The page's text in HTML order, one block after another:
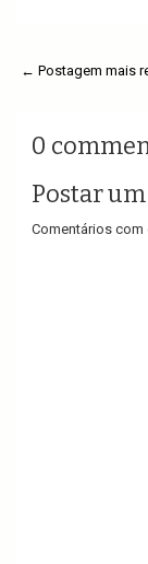
← Postagem mais
0
Postar
Comentários